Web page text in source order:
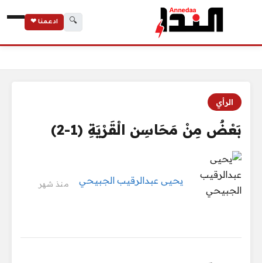
🔍 ادعمنا ❤
الرأي
بَعْضٌ مِنْ مَحَاسِن الْقَرْيَةِ (1-2)
يحيى عبدالرقيب الجبيحي منذ شهر